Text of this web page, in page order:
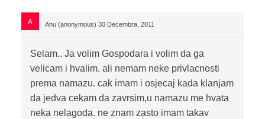
Ahu (anonymous) 30 Decembra, 2011
Selam.. Ja volim Gospodara i volim da ga
velicam i hvalim. ali nemam neke privlacnosti
prema namazu. cak imam i osjecaj kada klanjam
da jedva cekam da zavrsim,u namazu me hvata
neka nelagoda. ne znam zasto imam takav